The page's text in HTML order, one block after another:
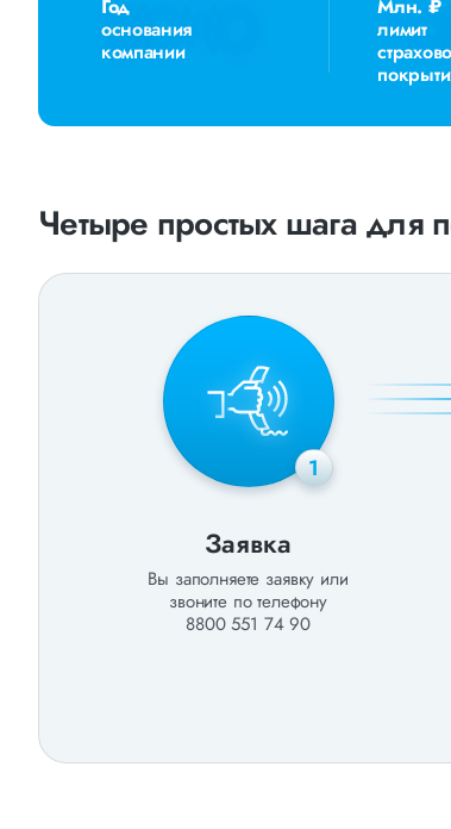
Год
основания
компании
Млн. ₽
лимит
Четыре простых шага для
1
Заявка
Вы заполняете заявку или
звоните по телефону
8800 551 74 90